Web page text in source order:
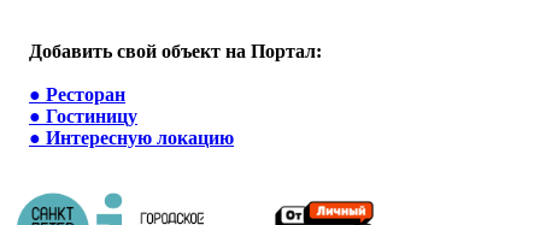
Добавить свой объект на Портал:
● Ресторан
● Гостиницу
● Интересную локацию